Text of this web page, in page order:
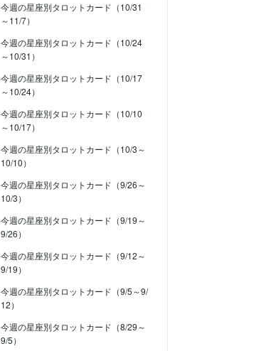
今週の星座別タロットカード（10/31
～11/7）
今週の星座別タロットカード（10/24
～10/31）
今週の星座別タロットカード（10/17
～10/24）
今週の星座別タロットカード（10/10
～10/17）
今週の星座別タロットカード（10/3～
10/10）
今週の星座別タロットカード（9/26～
10/3）
今週の星座別タロットカード（9/19～
9/26）
今週の星座別タロットカード（9/12～
9/19）
今週の星座別タロットカード（9/5～9/
12）
今週の星座別タロットカード（8/29～
9/5）